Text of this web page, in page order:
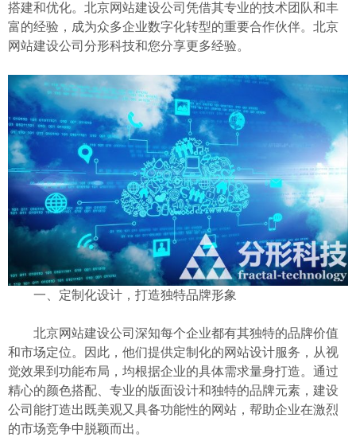
搭建和优化。北京网站建设公司凭借其专业的技术团队和丰
富的经验，成为众多企业数字化转型的重要合作伙伴。北京
网站建设公司分形科技和您分享更多经验。
一、定制化设计，打造独特品牌形象
北京网站建设公司深知每个企业都有其独特的品牌价值
和市场定位。因此，他们提供定制化的网站设计服务，从视
觉效果到功能布局，均根据企业的具体需求量身打造。通过
精心的颜色搭配、专业的版面设计和独特的品牌元素，建设
公司能打造出既美观又具备功能性的网站，帮助企业在激烈
的市场竞争中脱颖而出。